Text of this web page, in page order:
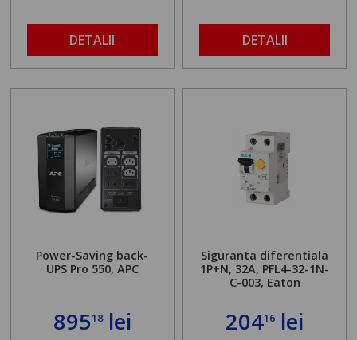
DETALII DETALII
Power-Saving back-
UPS Pro 550, APC
89518lei
Siguranta diferentiala
1P+N, 32A, PFL4-32-1N-
C-003, Eaton
20416 lei